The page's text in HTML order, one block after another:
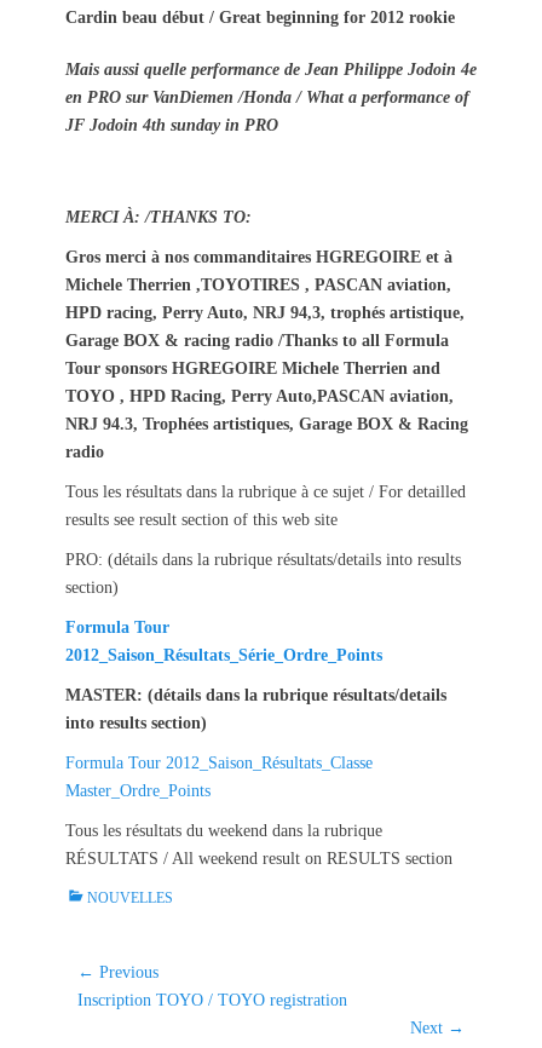
Cardin beau début / Great beginning for 2012 rookie
Mais aussi quelle performance de Jean Philippe Jodoin 4e
en PRO sur VanDiemen /Honda / What a performance of
JF Jodoin 4th sunday in PRO
MERCI À: /THANKS TO:
Gros merci à nos commanditaires HGREGOIRE et à
Michele Therrien ,TOYOTIRES , PASCAN aviation,
HPD racing, Perry Auto, NRJ 94,3, trophés artistique,
Garage BOX & racing radio /Thanks to all Formula
Tour sponsors HGREGOIRE Michele Therrien and
TOYO , HPD Racing, Perry Auto,PASCAN aviation,
NRJ 94.3, Trophées artistiques, Garage BOX & Racing
radio
Tous les résultats dans la rubrique à ce sujet / For detailled
results see result section of this web site
PRO: (détails dans la rubrique résultats/details into results
section)
Formula Tour
2012_Saison_Résultats_Série_Ordre_Points
MASTER: (détails dans la rubrique résultats/details
into results section)
Formula Tour 2012_Saison_Résultats_Classe
Master_Ordre_Points
Tous les résultats du weekend dans la rubrique
RÉSULTATS / All weekend result on RESULTS section
C
NOUVELLES
Navigation
de
← Previous
Previous
Inscription TOYO / TOYO registration
Next →